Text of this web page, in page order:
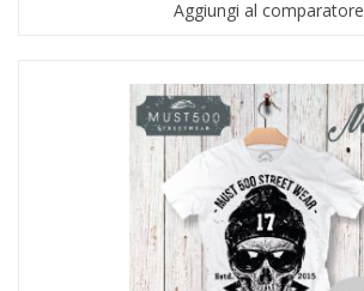
Aggiungi al comparatore